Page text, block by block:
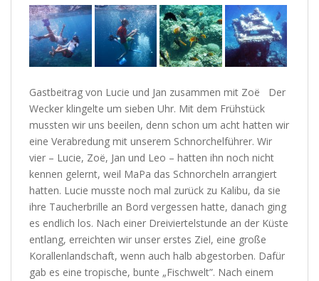
Gastbeitrag von Lucie und Jan zusammen mit Zoë Der
Wecker klingelte um sieben Uhr. Mit dem Frühstück
mussten wir uns beeilen, denn schon um acht hatten wir
eine Verabredung mit unserem Schnorchelführer. Wir
vier – Lucie, Zoë, Jan und Leo – hatten ihn noch nicht
kennen gelernt, weil MaPa das Schnorcheln arrangiert
hatten. Lucie musste noch mal zurück zu Kalibu, da sie
ihre Taucherbrille an Bord vergessen hatte, danach ging
es endlich los. Nach einer Dreiviertelstunde an der Küste
entlang, erreichten wir unser erstes Ziel, eine große
Korallenlandschaft, wenn auch halb abgestorben. Dafür
gab es eine tropische, bunte „Fischwelt”. Nach einem